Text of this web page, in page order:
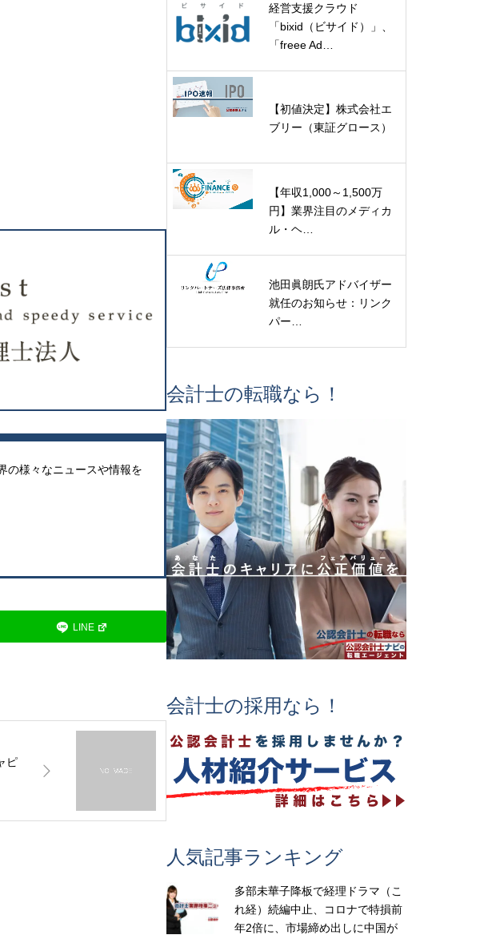
の様々なニュースや情報を
LINE
ピ
経営支援クラウド
「bixid（ビサイド）」、
「freee Ad…
【初値決定】株式会社エ
ブリー（東証グロース）
【年収1,000～1,500万
円】業界注目のメディカ
ル・ヘ…
池田眞朗氏アドバイザー
就任のお知らせ：リンク
パー…
会計士の転職なら！
会計士の採用なら！
人気記事ランキング
多部未華子降板で経理ドラマ（こ
れ経）続編中止、コロナで特損前
年2倍に、市場締め出しに中国が